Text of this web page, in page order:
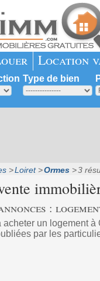
Location
Type de bien
Loiret Ormes 3
:
acheter un logement
par les